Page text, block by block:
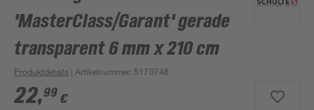
'MasterClass/Garant' gerade
transparent 6 mm x 210 cm
Produktdetails | Artikelnummer: 5170748
22,99 €